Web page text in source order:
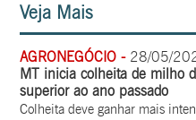
Veja Mais
AGRONEGÓCIO -28/05/
MT inicia colheita de milho
superior ao ano passado
Colheita deve ganhar mais